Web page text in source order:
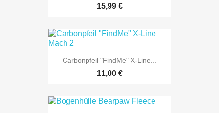
15,99 €
Carbonpfeil "FindMe" X-Line...
11,00 €